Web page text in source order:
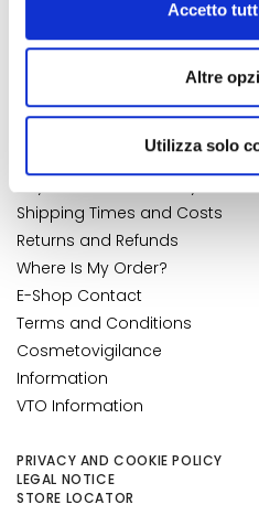
“Utilizza solo i cookie
quelli tecnici. Cliccando su
presterà il consenso
utilizzati dal sito. Cliccando
scegliere, in modo più
Accetto
Altre
Utilizza solo
k
a
n
E
x
f
o
l
i
a
t
o
r
S
e
">Accessibility Statement
CUSTOMER CARE
Shipping Times and Costs
Returns and Refunds
Where Is My Order?
E-Shop Contact
Terms and Conditions
Cosmetovigilance
Information
VTO Information
PRIVACY AND COOKIE POLICY
LEGAL NOTICE
STORE LOCATOR